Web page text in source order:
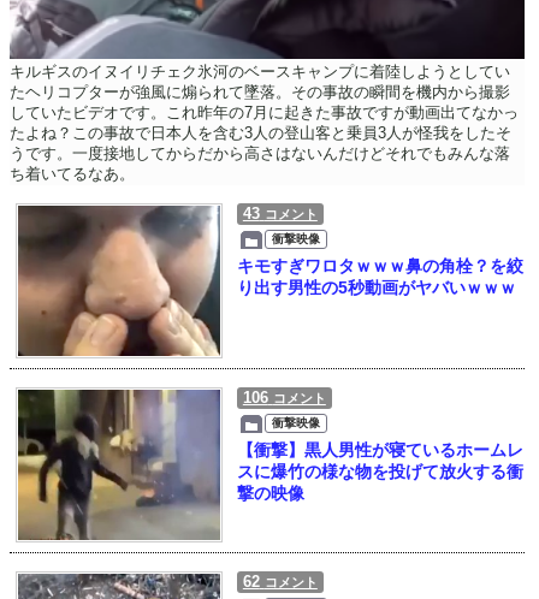
キルギスのイヌイリチェク氷河のベースキャンプに着陸しようとしてい
たヘリコプターが強風に煽られて墜落。その事故の瞬間を機内から撮影
していたビデオです。これ昨年の7月に起きた事故ですが動画出てなかっ
たよね？この事故で日本人を含む3人の登山客と乗員3人が怪我をしたそ
うです。一度接地してからだから高さはないんだけどそれでもみんな落
ち着いてるなあ。
43 コメント
衝撃映像
キモすぎワロタｗｗｗ鼻の角栓？を絞
り出す男性の5秒動画がヤバいｗｗｗ
106 コメント
衝撃映像
【衝撃】黒人男性が寝ているホームレ
スに爆竹の様な物を投げて放火する衝
撃の映像
62 コメント